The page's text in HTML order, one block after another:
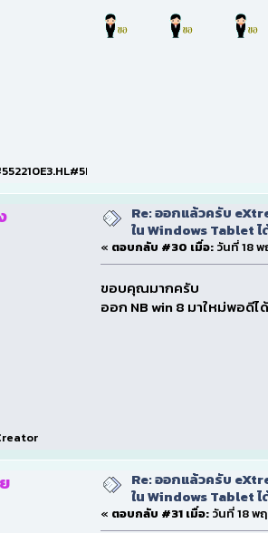
Re: ออกแล้วครับ
ใน Windows Tablet
« ตอบกลับ #30 เมื่อ: วันที่ 18 พ
ขอบคุณมากครับ
ออก NB win 8 มาใหม่พอดีไ
Re: ออกแล้วครับ
ใน Windows Tablet
« ตอบกลับ #31 เมื่อ: วันที่ 18 พ